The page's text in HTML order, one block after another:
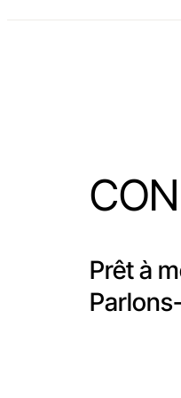
Prêt à